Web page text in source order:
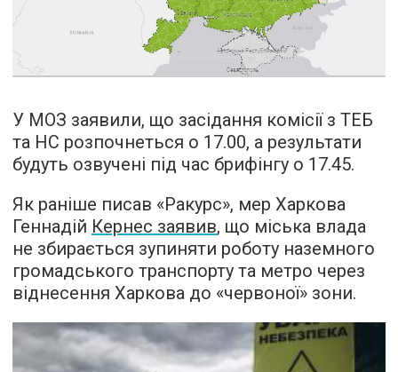
У МОЗ заявили, що засідання комісії з ТЕБ
та НС розпочнеться о 17.00, а результати
будуть озвучені під час брифінгу о 17.45.
Як раніше писав «Ракурс», мер Харкова
Геннадій Кернес заявив, що міська влада
не збирається зупиняти роботу наземного
громадського транспорту та метро через
віднесення Харкова до «червоної» зони.